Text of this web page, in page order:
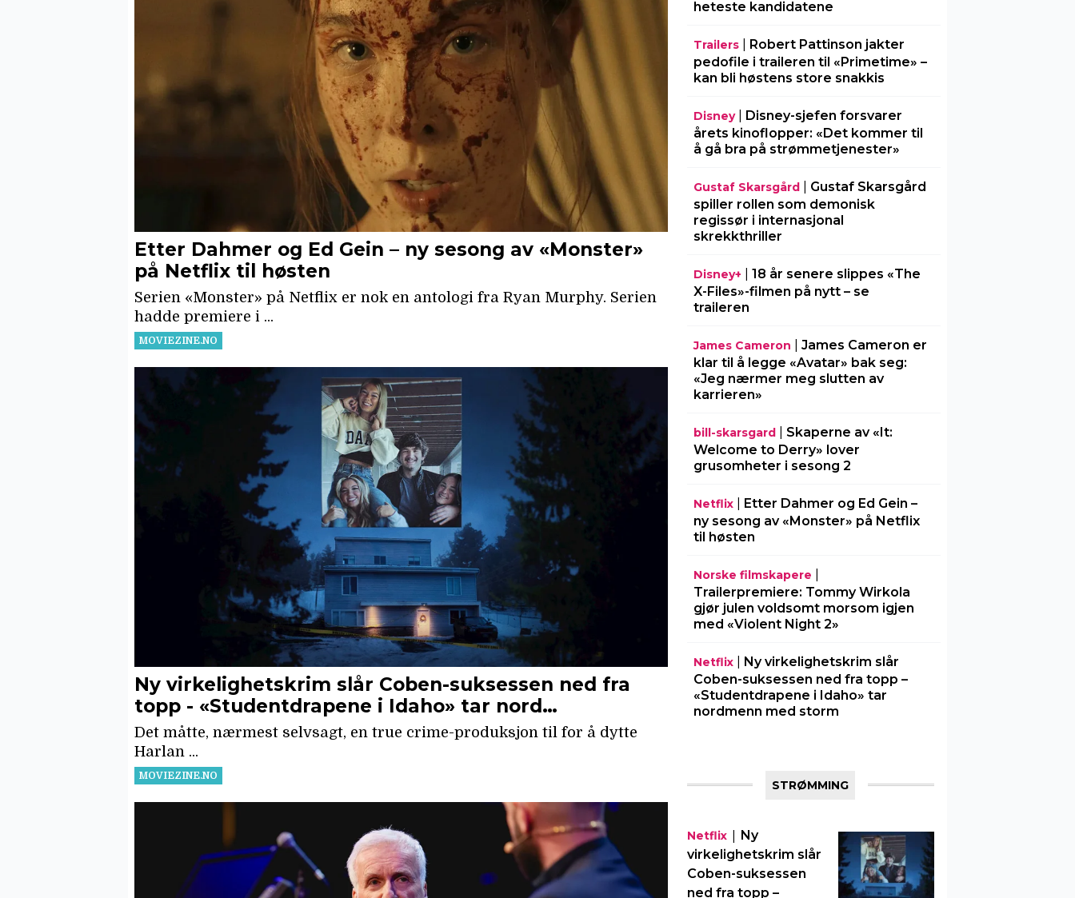
heteste kandidatene
Trailers| Robert Pattinson jakter
pedofile i traileren til «Primetime» –
kan bli høstens store snakkis
Disney| Disney-sjefen forsvarer
årets kinoflopper: «Det kommer til
å gå bra på strømmetjenester»
Gustaf Skarsgård| Gustaf Skarsgård
spiller rollen som demonisk
regissør i internasjonal
skrekkthriller
Disney+
18 år senere slippes «The
X-Files»-filmen på nytt – se
traileren
James Cameron
James Cameron er
klar til å legge «Avatar» bak seg:
«Jeg nærmer meg slutten av
karrieren»
bill-skarsgard| Skaperne av «It:
Welcome to Derry» lover
grusomheter i sesong 2
Netflix| Etter Dahmer og Ed Gein –
ny sesong av «Monster» på Netflix
til høsten
Norske filmskapere
Trailerpremiere: Tommy Wirkola
gjør julen voldsomt morsom igjen
med «Violent Night 2»
Netflix| Ny virkelighetskrim slår
Coben-suksessen ned fra topp –
«Studentdrapene i Idaho» tar
nordmenn med storm
STRØMMING
Netflix| Ny
virkelighetskrim slår
Coben-suksessen
ned fra topp –